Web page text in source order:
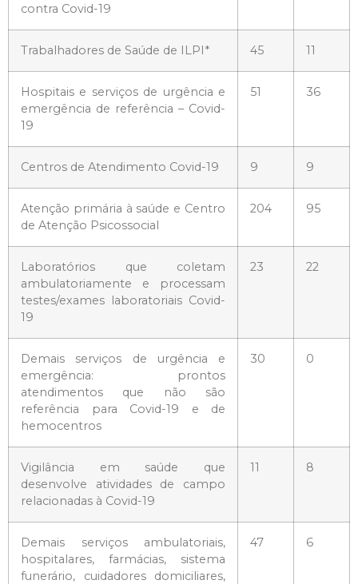
contra Covid-19
Trabalhadores de Saúde de ILPI* 45 11
Hospitais e serviços de urgência e
emergência de referência – Covid-
19
51 36
Centros de Atendimento Covid-19 9 9
Atenção primária à saúde e Centro
de Atenção Psicossocial
204 95
Laboratórios que coletam
ambulatoriamente e processam
testes/exames laboratoriais Covid-
19
23 22
Demais serviços de urgência e
emergência: prontos
atendimentos que não são
referência para Covid-19 e de
hemocentros
30 0
Vigilância em saúde que
desenvolve atividades de campo
relacionadas à Covid-19
11 8
Demais serviços ambulatoriais,
hospitalares, farmácias, sistema
funerário, cuidadores domiciliares,
47 6